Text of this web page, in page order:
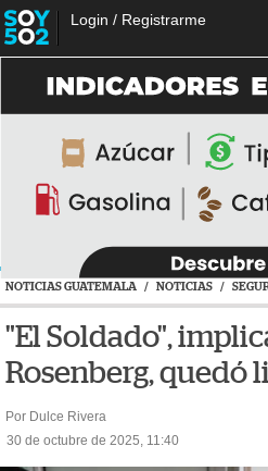
Login / Registrarme
NOTICIAS GUATEMALA / NOTICIAS /
"El Soldado",
Rosenberg, quedó
Por Dulce Rivera
30 de octubre de 2025, 11:40